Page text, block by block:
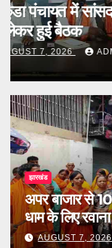
भुरकुंडा
शुभारंभ,
AUGUST 7,
झारखंड
अपर बाजार से
धाम के लिए रवाना
AUGUST 7,